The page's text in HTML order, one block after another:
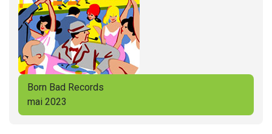
Born Bad Records
mai 2023